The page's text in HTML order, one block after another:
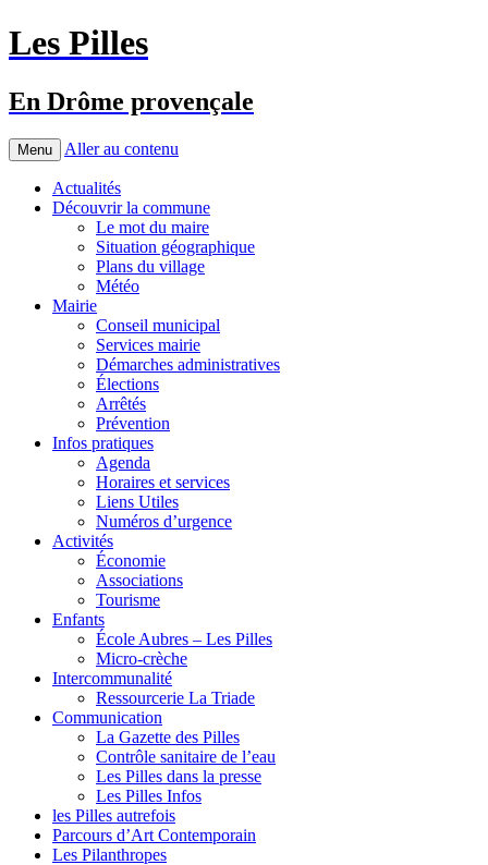
Les Pilles
En Drôme provençale
Menu Aller au contenu
Actualités
Découvrir la commune
Le mot du maire
Situation géographique
Plans du village
Météo
Mairie
Conseil municipal
Services mairie
Démarches administratives
Élections
Arrêtés
Prévention
Infos pratiques
Agenda
Horaires et services
Liens Utiles
Numéros d’urgence
Activités
Économie
Associations
Tourisme
Enfants
École Aubres – Les Pilles
Micro-crèche
Intercommunalité
Ressourcerie La Triade
Communication
La Gazette des Pilles
Contrôle sanitaire de l’eau
Les Pilles dans la presse
Les Pilles Infos
les Pilles autrefois
Parcours d’Art Contemporain
Les Pilanthropes